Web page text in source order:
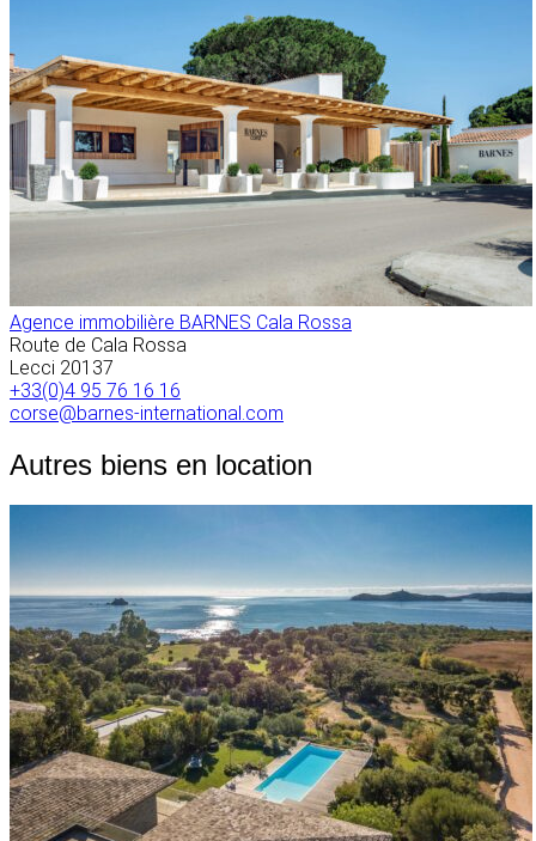
Agence immobilière BARNES Cala Rossa
Route de Cala Rossa
Lecci 20137
+33(0)4 95 76 16 16
corse@barnes-international.com
Autres biens en location